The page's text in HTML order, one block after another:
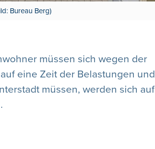
Bureau Berg)
müssen sich wegen der
eine Zeit der Belastungen und
müssen, werden sich auf